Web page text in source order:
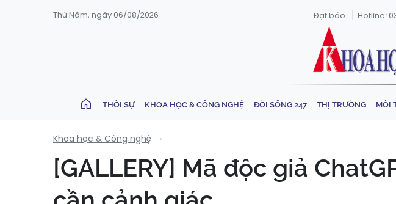
Thứ Năm, ngày 06/08/2026 Đặt báo Hotline:
THỜI SỰ KHOA HỌC & CÔNG NGHỆ ĐỜI SỐNG 247 THỊ TRƯỜNG MÔI
Khoa học & Công nghệ
[GALLERY] Mã độc giả